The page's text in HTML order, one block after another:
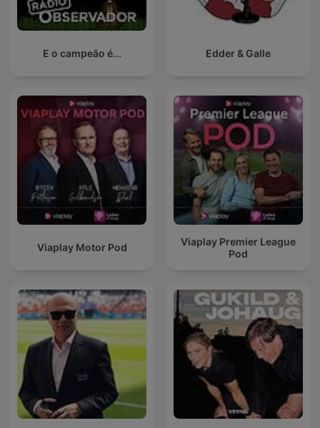
E o campeão é... Edder & Galle
Viaplay Motor Pod
Viaplay Premier League
Pod